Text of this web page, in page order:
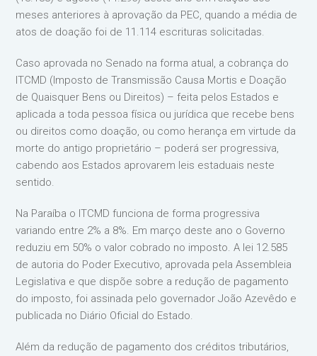
meses anteriores à aprovação da PEC, quando a média de
atos de doação foi de 11.114 escrituras solicitadas.
Caso aprovada no Senado na forma atual, a cobrança do
ITCMD (Imposto de Transmissão Causa Mortis e Doação
de Quaisquer Bens ou Direitos) – feita pelos Estados e
aplicada a toda pessoa física ou jurídica que recebe bens
ou direitos como doação, ou como herança em virtude da
morte do antigo proprietário – poderá ser progressiva,
cabendo aos Estados aprovarem leis estaduais neste
sentido.
Na Paraíba o ITCMD funciona de forma progressiva
variando entre 2% a 8%. Em março deste ano o Governo
reduziu em 50% o valor cobrado no imposto. A lei 12.585
de autoria do Poder Executivo, aprovada pela Assembleia
Legislativa e que dispõe sobre a redução de pagamento
do imposto, foi assinada pelo governador João Azevêdo e
publicada no Diário Oficial do Estado.
Além da redução de pagamento dos créditos tributários,